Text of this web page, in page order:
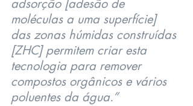
adsorção [adesão de
moléculas a uma superfície]
das zonas húmidas construídas
[ZHC] permitem criar esta
tecnologia para remover
compostos orgânicos e vários
poluentes da água.”